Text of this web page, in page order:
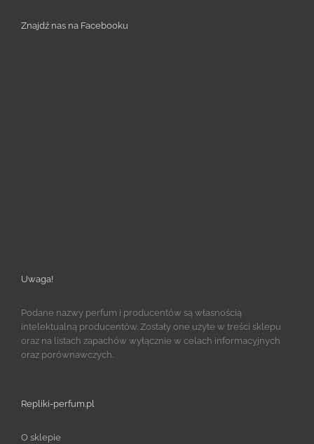
Znajdź nas na Facebooku
Uwaga!
Podane nazwy perfum i producentów są własnością
intelektualną producentów. Zostały one użyte w treści sklepu
oraz na listach zapachów wyłącznie w celach informacyjnych
oraz porównawczych.
Repliki-perfum.pl
O sklepie